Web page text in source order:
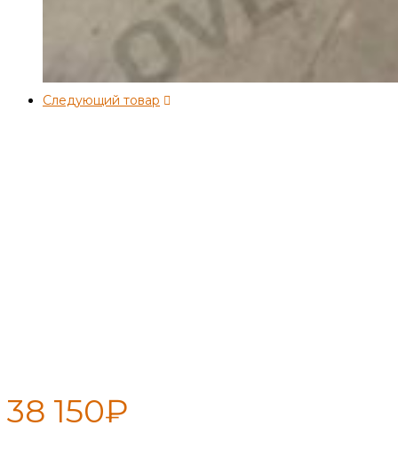
Следующий товар
38 150₽